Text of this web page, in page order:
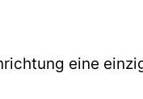
eine